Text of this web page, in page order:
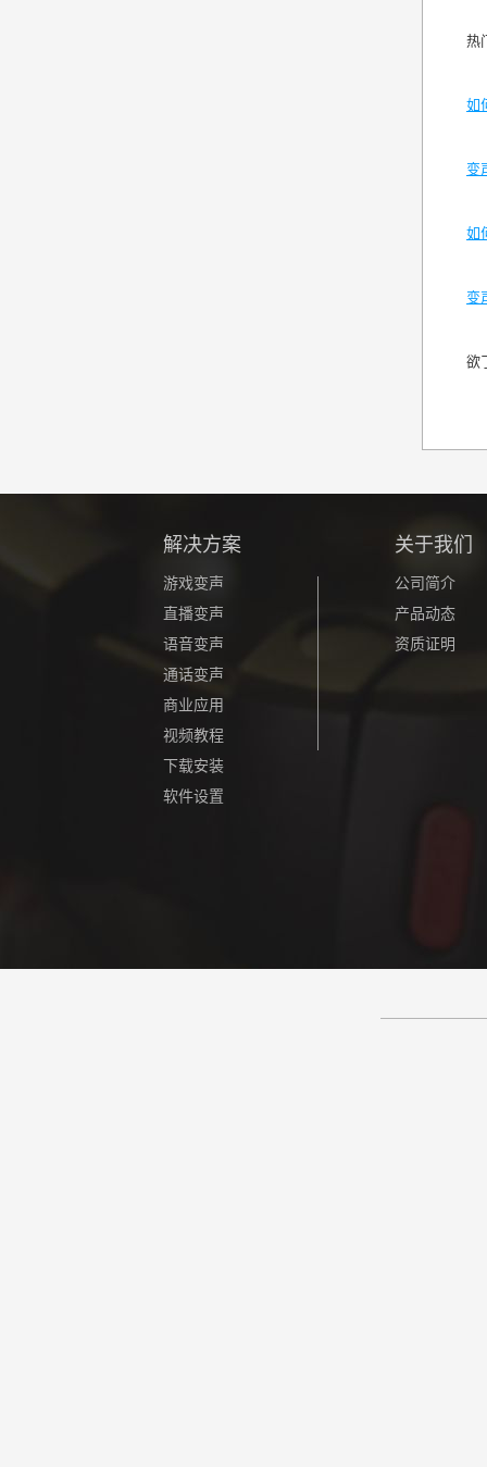
热
如
变
如
变
欲
解决方案
游戏变声
直播变声
语音变声
通话变声
商业应用
视频教程
下载安装
软件设置
关于我们
公司简介
产品动态
资质证明